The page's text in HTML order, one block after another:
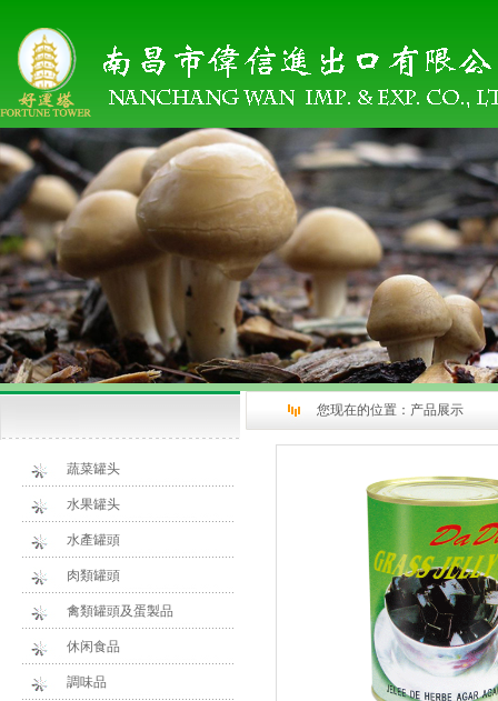
蔬菜罐头
水果罐头
水產罐頭
肉類罐頭
禽類罐頭及蛋製品
休闲食品
調味品
您现在的位置： 产品展示